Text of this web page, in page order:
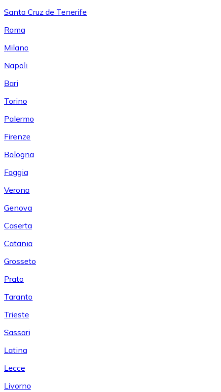
Santa Cruz de Tenerife
Roma
Milano
Napoli
Bari
Torino
Palermo
Firenze
Bologna
Foggia
Verona
Genova
Caserta
Catania
Grosseto
Prato
Taranto
Trieste
Sassari
Latina
Lecce
Livorno